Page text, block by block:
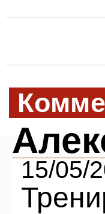
15/05/